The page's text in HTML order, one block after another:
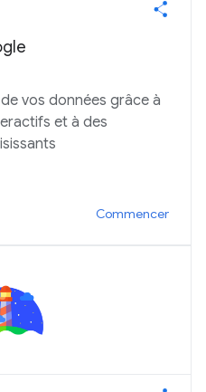
vos données grâce à
et à des
Commencer